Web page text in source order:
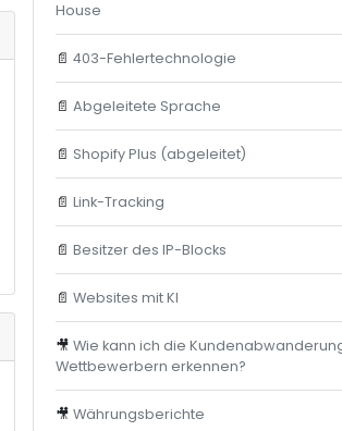
House
📄 403-Fehlertechnologie
📄 Abgeleitete Sprache
📄 Shopify Plus (abgeleitet)
📄 Link-Tracking
📄 Besitzer des IP-Blocks
📄 Websites mit KI
🎥 Wie kann ich die
Wettbewerbern erkennen?
🎥 Währungsberichte